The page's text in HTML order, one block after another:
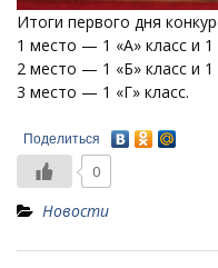
Итоги первого дня
1 место — 1 «А» класс и 1
2 место — 1 «Б» класс и 1
3 место — 1 «Г» класс.
Поделиться
0
Новости